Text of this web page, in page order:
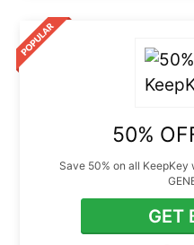
50%
Save 50% on all
GET